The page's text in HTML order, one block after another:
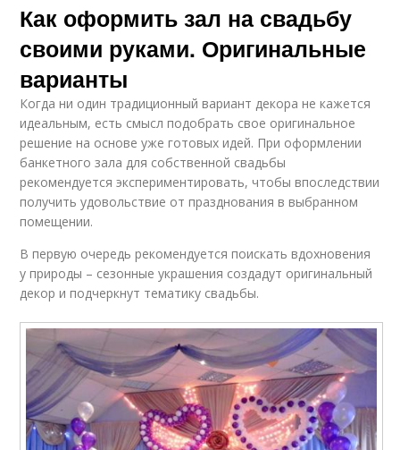
Как оформить зал на свадьбу
своими руками. Оригинальные
варианты
Когда ни один традиционный вариант декора не кажется
идеальным, есть смысл подобрать свое оригинальное
решение на основе уже готовых идей. При оформлении
банкетного зала для собственной свадьбы
рекомендуется экспериментировать, чтобы впоследствии
получить удовольствие от празднования в выбранном
помещении.
В первую очередь рекомендуется поискать вдохновения
у природы – сезонные украшения создадут оригинальный
декор и подчеркнут тематику свадьбы.